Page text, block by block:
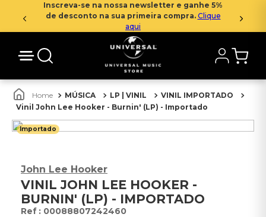
Inscreva-se na nossa newsletter e ganhe 5%
de desconto na sua primeira compra. Clique
aqui
MÚSICA LP | VINIL
VINIL IMPORTADO
Vinil John Lee Hooker - Burnin' (LP) - Importado
Importado
John Lee Hooker
VINIL JOHN LEE HOOKER -
BURNIN' (LP) - IMPORTADO
: 00088807242460